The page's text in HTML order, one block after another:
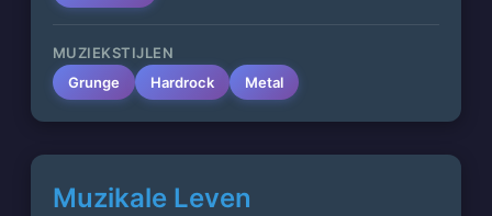
MUZIEKSTIJLEN
Grunge
Hardrock Metal
Muzikale Leven